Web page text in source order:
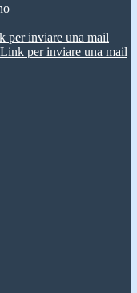
per inviare una mail
Link per inviare una mail